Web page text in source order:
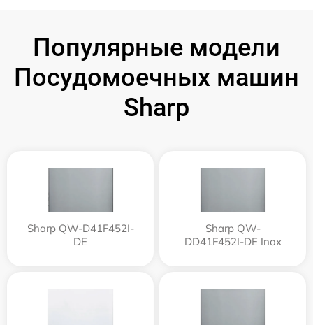
Популярные модели
Посудомоечных машин
Sharp
Sharp QW-D41F452I-
DE
Sharp QW-
DD41F452I-DE Inox